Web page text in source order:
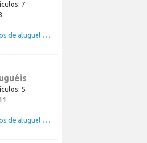
7
V
eja os carros de aluguel de BMW
5
V
eja os carros de aluguel de Skoda